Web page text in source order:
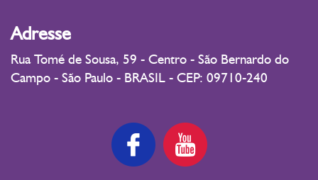
Adresse
Rua Tomé de Sousa, 59 - Centro - São Bernardo do
Campo - São Paulo - BRASIL - CEP: 09710-240